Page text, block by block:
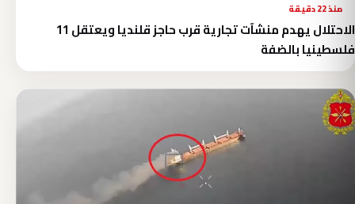
منذ 22 دقيقة
الاحتلال يهدم منشآت تجارية قرب حاجز قلنديا ويعتقل 11
فلسطينيا بالضفة